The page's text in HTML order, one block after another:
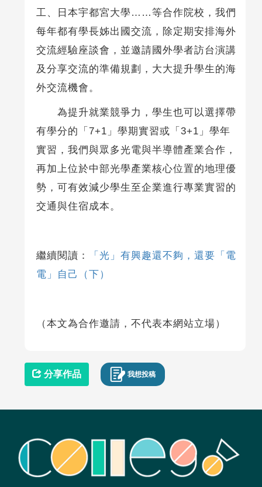
工、日本宇都宮大學……等合作院校，我們
每年都有學長姊出國交流，除定期安排海外
交流經驗座談會，並邀請國外學者訪台演講
及分享交流的準備規劃，大大提升學生的海
外交流機會。
為提升就業競爭力，學生也可以選擇帶
有學分的「7+1」學期實習或「3+1」學年
實習，我們與眾多光電與半導體產業合作，
再加上位於中部光學產業核心位置的地理優
勢，可有效減少學生至企業進行專業實習的
交通與住宿成本。
繼續閱讀：
「光」有興趣還不夠，還要「電
電」自己（下）
（本文為合作邀請，不代表本網站立場）
分享作品 我想投稿